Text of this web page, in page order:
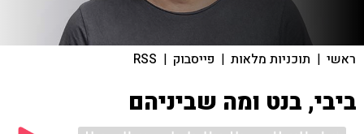
ראשי | תוכניות מלאות | פייסבוק |
RSS
ביבי, בנט ומה שביניהם